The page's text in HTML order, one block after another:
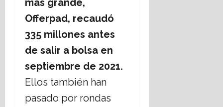
Offerpad, recaudó
335 millones antes
de salir a bolsa en
septiembre de 2021.
Ellos también han
pasado por rondas